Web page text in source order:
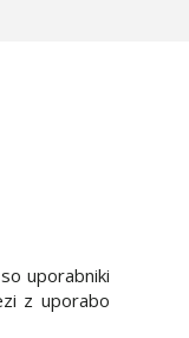
uporabniki
z uporabo